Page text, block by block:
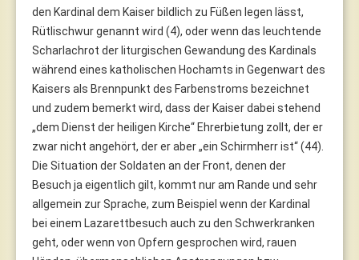
den Kardinal dem Kaiser bildlich zu Füßen legen lässt,
Rütlischwur genannt wird (4), oder wenn das leuchtende
Scharlachrot der liturgischen Gewandung des Kardinals
während eines katholischen Hochamts in Gegenwart des
Kaisers als Brennpunkt des Farbenstroms bezeichnet
und zudem bemerkt wird, dass der Kaiser dabei stehend
„dem Dienst der heiligen Kirche“ Ehrerbietung zollt, der er
zwar nicht angehört, der er aber „ein Schirmherr ist“ (44).
Die Situation der Soldaten an der Front, denen der
Besuch ja eigentlich gilt, kommt nur am Rande und sehr
allgemein zur Sprache, zum Beispiel wenn der Kardinal
bei einem Lazarettbesuch auch zu den Schwerkranken
geht, oder wenn von Opfern gesprochen wird, rauen